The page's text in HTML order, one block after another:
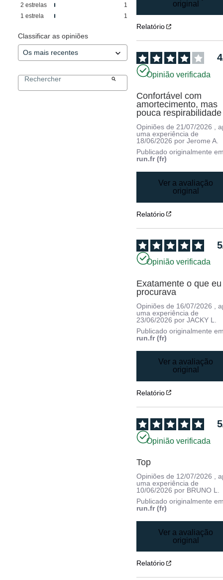
2 estrelas
1
1 estrela 1
Classificar as opiniões
original
Relatório
4
Opinião verificada
Confortável com
amortecimento, mas
pouca respirabilidade
Opiniões de21/07/2026 ,
uma experiência de
18/06/2026 porJerome A.
Publicado originalmente
run.fr (fr)
Ver a avaliação
original
Relatório
5
Opinião verificada
Exatamente o que eu
procurava
Opiniões de 16/07/2026
,
uma experiência de
23/06/2026 porJACKY L.
Publicado originalmente
run.fr (fr)
Ver a avaliação
original
Relatório
5
Opinião verificada
Top
Opiniões de 12/07/2026
,
uma experiência de
10/06/2026 por BRUNO L.
Publicado originalmente
run.fr (fr)
Ver a avaliação
original
Relatório